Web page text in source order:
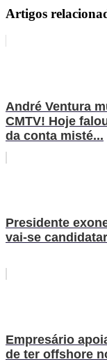
Artigos
André Ventura
CMTV! Hoje
da conta misté...
Presidente
vai-se
Empresário
de ter offshore